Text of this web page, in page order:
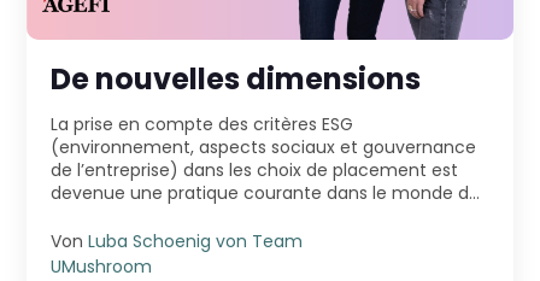
De nouvelles dimensions
La prise en compte des critères ESG
(environnement, aspects sociaux et gouvernance
de l’entreprise) dans les choix de placement est
devenue une pratique courante dans le monde de
VonLuba Schoenig von Team
UMushroom